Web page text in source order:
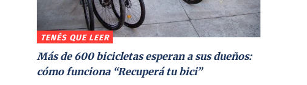
TENÉS QUE LEER
Más de 600 bicicletas esperan a sus dueños:
cómo funciona “Recuperá tu bici”